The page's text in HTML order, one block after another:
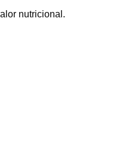
nutricional.